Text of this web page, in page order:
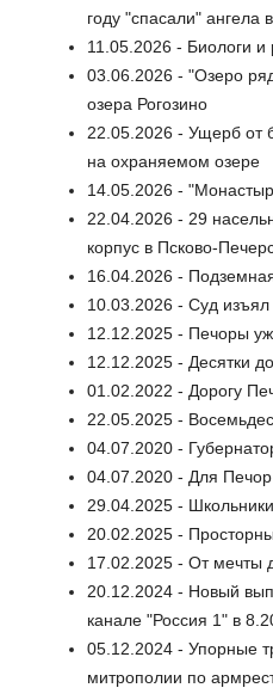
году "спасали" ангела
11.05.2026 - Биологи и
03.06.2026 - "Озеро
озера Рогозино
22.05.2026 - Ущерб от
на охраняемом озере
14.05.2026 -
22.04.2026 - 29
корпус в Псково-
16.04.2026 -
10.03.2026 - Суд
12.12.2025 - Печоры
12.12.2025 - Десятки
01.02.2022 - Дорогу
22.05.2025 -
04.07.2020 -
04.07.2020 - Для
29.04.2025 -
20.02.2025 -
17.02.2025 - От мечты
20.12.2024 - Новый
канале "Россия 1" в
05.12.2024 - Упорные
митрополии по